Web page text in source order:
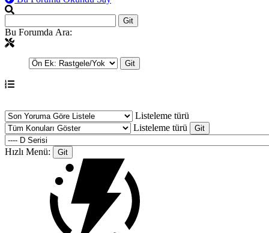
Bu Forumda Ara:
Listeleme türü
Listeleme türü
Hızlı Menü: